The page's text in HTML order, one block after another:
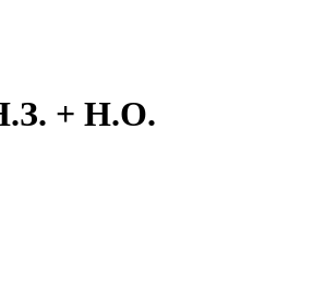
+ Н.О.